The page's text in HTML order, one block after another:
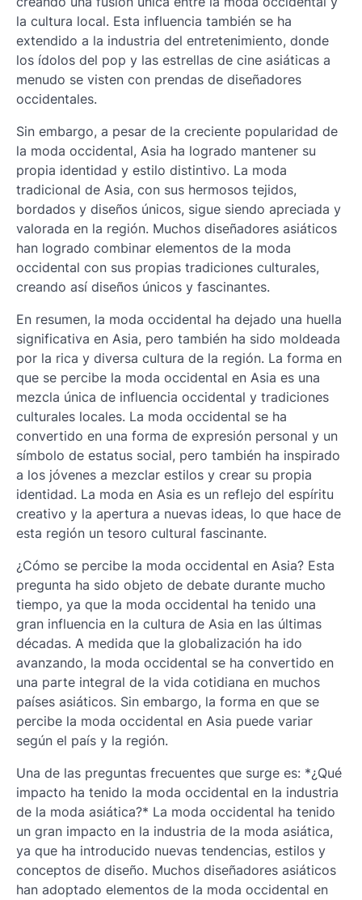
la cultura local. Esta influencia también se ha
extendido a la industria del entretenimiento, donde
los ídolos del pop y las estrellas de cine asiáticas a
menudo se visten con prendas de diseñadores
occidentales.
Sin embargo, a pesar de la creciente popularidad de
la moda occidental, Asia ha logrado mantener su
propia identidad y estilo distintivo. La moda
tradicional de Asia, con sus hermosos tejidos,
bordados y diseños únicos, sigue siendo apreciada y
valorada en la región. Muchos diseñadores asiáticos
han logrado combinar elementos de la moda
occidental con sus propias tradiciones culturales,
creando así diseños únicos y fascinantes.
En resumen, la moda occidental ha dejado una huella
significativa en Asia, pero también ha sido moldeada
por la rica y diversa cultura de la región. La forma en
que se percibe la moda occidental en Asia es una
mezcla única de influencia occidental y tradiciones
culturales locales. La moda occidental se ha
convertido en una forma de expresión personal y un
símbolo de estatus social, pero también ha inspirado
a los jóvenes a mezclar estilos y crear su propia
identidad. La moda en Asia es un reflejo del espíritu
creativo y la apertura a nuevas ideas, lo que hace de
esta región un tesoro cultural fascinante.
¿Cómo se percibe la moda occidental en Asia? Esta
pregunta ha sido objeto de debate durante mucho
tiempo, ya que la moda occidental ha tenido una
gran influencia en la cultura de Asia en las últimas
décadas. A medida que la globalización ha ido
avanzando, la moda occidental se ha convertido en
una parte integral de la vida cotidiana en muchos
países asiáticos. Sin embargo, la forma en que se
percibe la moda occidental en Asia puede variar
según el país y la región.
Una de las preguntas frecuentes que surge es: *¿Qué
impacto ha tenido la moda occidental en la industria
de la moda asiática?* La moda occidental ha tenido
un gran impacto en la industria de la moda asiática,
ya que ha introducido nuevas tendencias, estilos y
conceptos de diseño. Muchos diseñadores asiáticos
han adoptado elementos de la moda occidental en